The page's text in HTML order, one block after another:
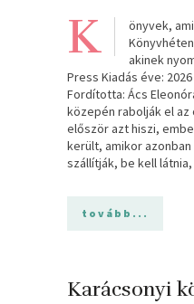
K
önyvek,
akinek
Press Kiadás éve:
Fordította: Ács
közepén rabolják el
először azt hiszi,
került, amikor azonban
szállítják, be kell
tovább...
Karácsonyi